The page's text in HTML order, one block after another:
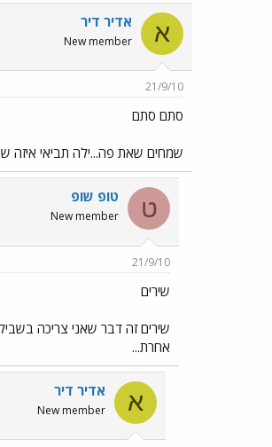
א אדיר דיר
New member
21/9/10
סתם סתם
שמחים שאת פה...ילה תביאי איזה
ט טופ שופ
New member
21/9/10
שירים
שירים זה דבר שאני צריכה
אחרת...
א אדיר דיר
New member